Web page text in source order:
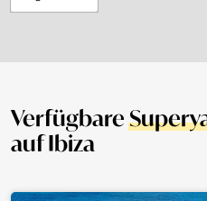
Verfügbare
auf Ibiza